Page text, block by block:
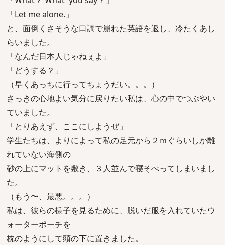
「Let me alone.」
と、面倒くさそうな口調で崩れた英語を返し、冷たくあし
らいました。
「なんだ日本人じゃねぇよ」
「どうする？」
（早くあっちに行ってちょうだい。。。）
さっきの心地よい気分に戻りたい私は、心の中でつぶやい
ていました。
「とりあえず、ここにしようぜ」
学生たちは、よりによって私の足元から２ｍぐらいしか離
れていない海側の
砂の上にマットを敷き、３人並んで寝そべってしまいまし
た。
（もう〜、最悪。。。）
私は、彼らの様子を見るために、脱いだ服を入れていたウ
ォーターポーチを
枕のようにして頭の下に置きました。